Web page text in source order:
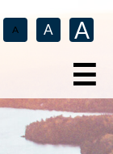
A A A
☰